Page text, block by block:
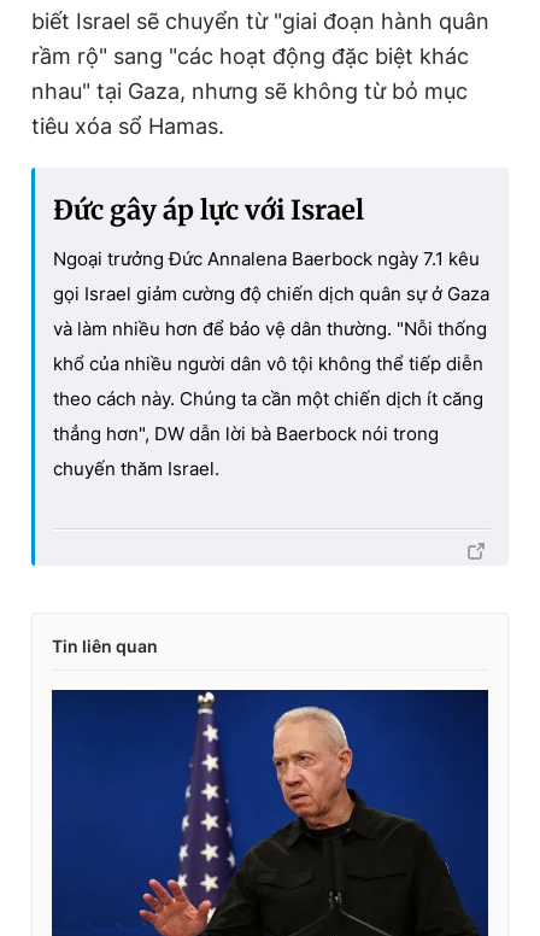
biết Israel sẽ chuyển từ "giai đoạn hành quân
rầm rộ" sang "các hoạt động đặc biệt khác
nhau" tại Gaza, nhưng sẽ không từ bỏ mục
tiêu xóa sổ Hamas.
Đức gây áp lực với Israel
Ngoại trưởng Đức Annalena Baerbock ngày 7.1 kêu
gọi Israel giảm cường độ chiến dịch quân sự ở Gaza
và làm nhiều hơn để bảo vệ dân thường. "Nỗi thống
khổ của nhiều người dân vô tội không thể tiếp diễn
theo cách này. Chúng ta cần một chiến dịch ít căng
thẳng hơn", DW dẫn lời bà Baerbock nói trong
chuyến thăm Israel.
Tin liên quan